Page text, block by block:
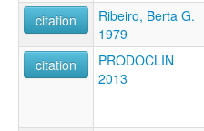
citation
Ribeiro, Berta G.
1979
citation
PRODOCLIN
2013